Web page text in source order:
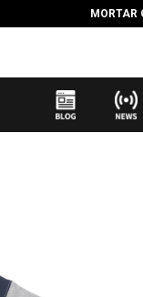
MORTAR
抽選応募時のク
【応募前に必ず